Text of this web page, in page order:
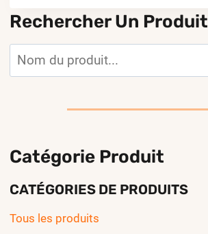
Rechercher Un Produit
Rechercher
Catégorie Produit
CATÉGORIES DE PRODUITS
Tous les produits